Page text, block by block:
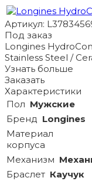
Артикул:
Под заказ
Longines
Stainless Steel /
Узнать больше
Заказать
Характеристики
Пол Мужские
Бренд Longines
Материал
корпуса
Механизм
Браслет Каучук